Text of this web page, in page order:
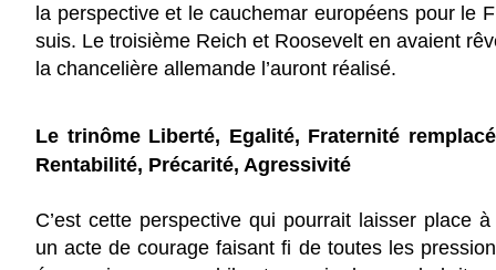
la perspective et le cauchemar européens pour le
suis. Le troisième Reich et Roosevelt en avaient
la chancelière allemande l’auront réalisé.
Le trinôme Liberté, Egalité, Fraternité
Rentabilité, Précarité, Agressivité
C’est cette perspective qui pourrait laisser place à
un acte de courage faisant fi de toutes les